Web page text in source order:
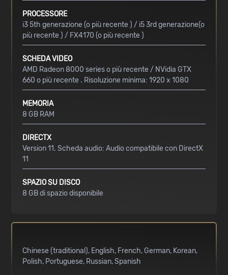
PROCESSORE
i3 5th generazione (o più recente ) / i5 3rd generazione(o
più recente ) / FX4170 (o più recente )
SCHEDA VIDEO
AMD Radeon 8000 series o più recente / NVidia GTX
660 o più recente . Risoluzione minima: 1920 x 1080
MEMORIA
8 GB RAM
DIRECTX
Version 11. Scheda audio: Audio compatibile con DirectX
11
SPAZIO SU DISCO
8 GB di spazio disponibile
Chinese (traditional) English French German Korean
Polish Portuguese Russian Spanish